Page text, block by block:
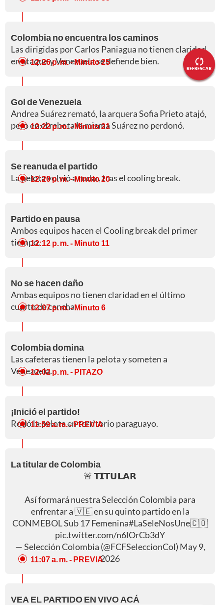
REFRESCAR
Colombia no encuentra los caminos
Las dirigidas por Carlos Paniagua no tienen claridad
en ataque y Venezuela se defiende bien.
12:26 p. m.- Minuto 25
Gol de Venezuela
Andrea Suárez remató, la arquera Sofia Prieto atajó,
pero en el rebota la misma Suárez no perdonó.
12:22 p. m.- Minuto 21
Se reanuda el partido
La pelota volvió a rodar, tras el cooling break.
12:20 p. m.- Minuto 20
Partido en pausa
Ambos equipos hacen el Cooling break del primer
tiempo.12:12 p. m. - Minuto 11
No se hacen daño
Ambas equipos no tienen claridad en el último
cuarto de cancha.
12:07 p. m.- Minuto 6
Colombia domina
Las cafeteras tienen la pelota y someten a
Venezuela.
12:02 p. m. - PITAZO
¡Inició el partido!
Rodó la pelota en territorio paraguayo.
11:59 a. m.- PREVIA
La titular de Colombia
🚨 𝗧𝗜𝗧𝗨𝗟𝗔𝗥
Así formará nuestra Selección Colombia para
enfrentar a 🇻🇪 en su quinto partido en la
CONMEBOL Sub 17 Femenina#LaSeleNosUne🇨🇴
pic.twitter.com/n6lOrCb3dY
— Selección Colombia (@FCFSeleccionCol) May 9,
2026
11:07 a. m. - PREVIA
VEA EL PARTIDO EN VIVO ACÁ